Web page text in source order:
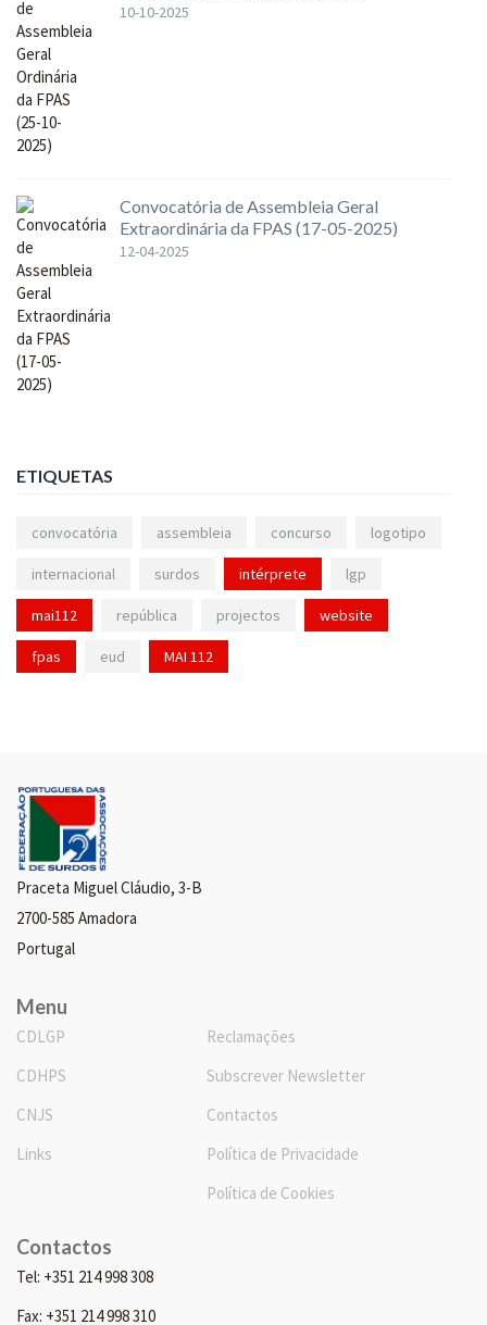
10-10-2025
Convocatória de Assembleia Geral
Extraordinária da FPAS (17-05-2025)
12-04-2025
ETIQUETAS
convocatória assembleia concurso logotipo
internacional surdos intérprete lgp
mai112 república projectos website
fpas eud MAI 112
Praceta Miguel Cláudio, 3-B
2700-585 Amadora
Portugal
Menu
CDLGP
CDHPS
CNJS
Links
Reclamações
Subscrever Newsletter
Contactos
Política de Privacidade
Política de Cookies
Contactos
Tel: +351 214 998 308
Fax: +351 214 998 310